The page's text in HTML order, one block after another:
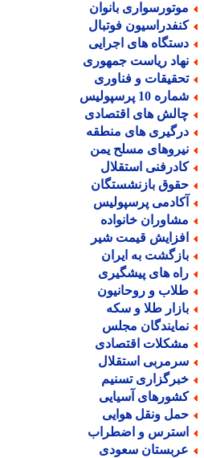
بانوان
فوتبال
های اجرایی
ریاست جمهوری
و فناوری
10 پرسپولیس
های اقتصادی
های منطقه
مسلح یمن
استقلال
بازنشستگان
پرسپولیس
خانواده
قیمت شیر
به ایران
های پیشگیری
و روحانیون
طلا و سکه
مجلس
اقتصادی
استقلال
تسنیم
آسیایی
ونقل هوایی
و اضطراب
سعودی